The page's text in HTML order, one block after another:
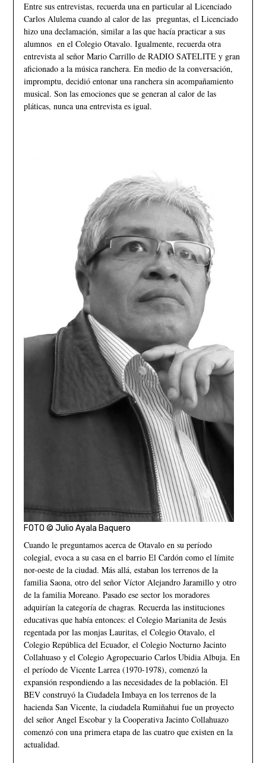
Entre sus entrevistas, recuerda una en particular al Licenciado
Carlos Alulema cuando al calor de las preguntas, el Licenciado
hizo una declamación, similar a las que hacía practicar a sus
alumnos en el Colegio Otavalo. Igualmente, recuerda otra
entrevista al señor Mario Carrillo de RADIO SATELITE y gran
aficionado a la música ranchera. En medio de la conversación,
impromptu, decidió entonar una ranchera sin acompañamiento
musical. Son las emociones que se generan al calor de las
pláticas, nunca una entrevista es igual.
FOTO © Julio Ayala Baquero
Cuando le preguntamos acerca de Otavalo en su período
colegial, evoca a su casa en el barrio El Cardón como el límite
nor-oeste de la ciudad. Más allá, estaban los terrenos de la
familia Saona, otro del señor Víctor Alejandro Jaramillo y otro
de la familia Moreano. Pasado ese sector los moradores
adquirían la categoría de chagras. Recuerda las instituciones
educativas que había entonces: el Colegio Marianita de Jesús
regentada por las monjas Lauritas, el Colegio Otavalo, el
Colegio República del Ecuador, el Colegio Nocturno Jacinto
Collahuaso y el Colegio Agropecuario Carlos Ubidia Albuja. En
el período de Vicente Larrea (1970-1978), comenzó la
expansión respondiendo a las necesidades de la población. El
BEV construyó la Ciudadela Imbaya en los terrenos de la
hacienda San Vicente, la ciudadela Rumiñahui fue un proyecto
del señor Angel Escobar y la Cooperativa Jacinto Collahuazo
comenzó con una primera etapa de las cuatro que existen en la
actualidad.